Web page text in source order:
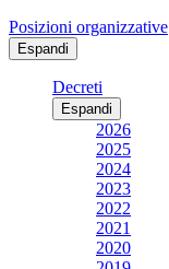
Posizioni organizzative
Espandi
Decreti
Espandi
2026
2025
2024
2023
2022
2021
2020